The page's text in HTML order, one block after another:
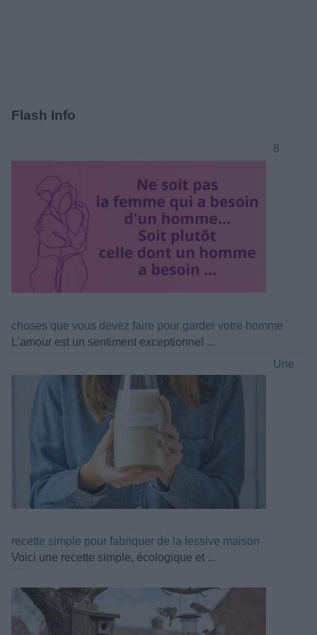
Flash Info
8
choses que vous devez faire pour garder votre homme
L’amour est un sentiment exceptionnel ...
Une
recette simple pour fabriquer de la lessive maison
Voici une recette simple, écologique et ...